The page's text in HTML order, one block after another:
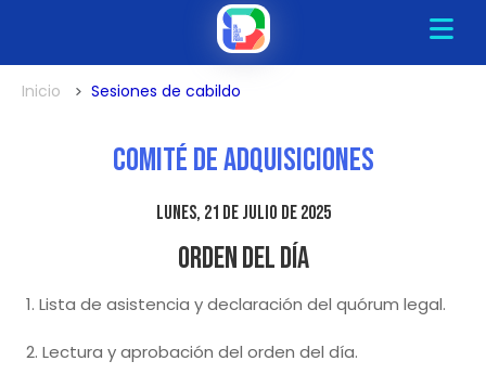
Inicio Sesiones de cabildo
Comité de Adquisiciones
lunes, 21 de julio de 2025
Orden del Día
1. Lista de asistencia y declaración del quórum legal.
2. Lectura y aprobación del orden del día.